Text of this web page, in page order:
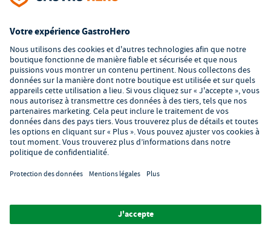
Boutique en ligne certifiée
Service client
Formulaire de contact